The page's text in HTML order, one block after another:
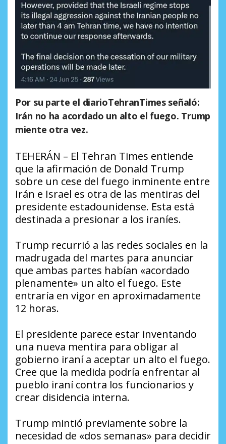
Por su parte el diarioTehranTimes señaló:
Irán no ha acordado un alto el fuego. Trump
miente otra vez.
TEHERÁN – El Tehran Times entiende
que la afirmación de Donald Trump
sobre un cese del fuego inminente entre
Irán e Israel es otra de las mentiras del
presidente estadounidense. Esta está
destinada a presionar a los iraníes.
Trump recurrió a las redes sociales en la
madrugada del martes para anunciar
que ambas partes habían «acordado
plenamente» un alto el fuego. Este
entraría en vigor en aproximadamente
12 horas.
El presidente parece estar inventando
una nueva mentira para obligar al
gobierno iraní a aceptar un alto el fuego.
Cree que la medida podría enfrentar al
pueblo iraní contra los funcionarios y
crear disidencia interna.
Trump mintió previamente sobre la
necesidad de «dos semanas» para decidir